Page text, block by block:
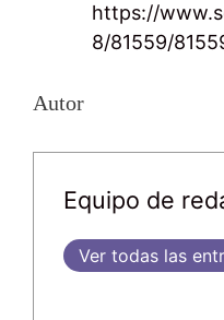
https://
8/81559/
Autor
Equipo de
Ver todas las